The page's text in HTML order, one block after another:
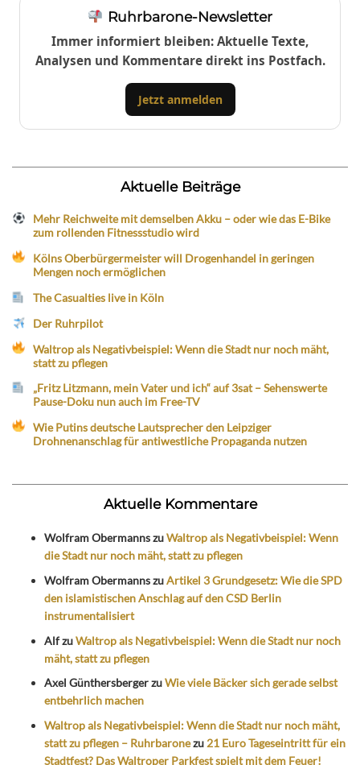
Ruhrbarone-Newsletter
Immer informiert bleiben: Aktuelle Texte,
Analysen und Kommentare direkt ins Postfach.
Jetzt anmelden
Aktuelle Beiträge
Mehr Reichweite mit demselben Akku – oder wie das E-Bike
zum rollenden Fitnessstudio wird
Kölns Oberbürgermeister will Drogenhandel in geringen
Mengen noch ermöglichen
The Casualties live in Köln
Der Ruhrpilot
Waltrop als Negativbeispiel: Wenn die Stadt nur noch mäht,
statt zu pflegen
„Fritz Litzmann, mein Vater und ich“ auf 3sat – Sehenswerte
Pause-Doku nun auch im Free-TV
Wie Putins deutsche Lautsprecher den Leipziger
Drohnenanschlag für antiwestliche Propaganda nutzen
Aktuelle Kommentare
Wolfram ObermannszuWaltrop als Negativbeispiel: Wenn
die Stadt nur noch mäht, statt zu pflegen
Wolfram ObermannszuArtikel 3 Grundgesetz: Wie die SPD
den islamistischen Anschlag auf den CSD Berlin
instrumentalisiert
AlfzuWaltrop als Negativbeispiel: Wenn die Stadt nur noch
mäht, statt zu pflegen
Axel GünthersbergerzuWie viele Bäcker sich gerade selbst
entbehrlich machen
Waltrop als Negativbeispiel: Wenn die Stadt nur noch mäht,
statt zu pflegen – Ruhrbaronezu 21 Euro Tageseintritt für ein
Stadtfest? Das Waltroper Parkfest spielt mit dem Feuer!